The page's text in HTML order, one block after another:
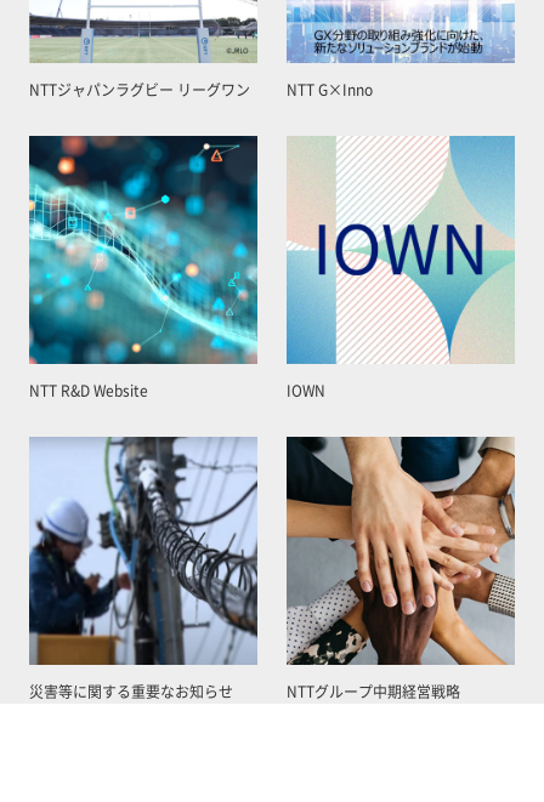
NTTジャパンラグビー リーグワン NTT G×Inno
NTT R&D Website IOWN
災害等に関する重要なお知らせ NTTグループ中期経営戦略